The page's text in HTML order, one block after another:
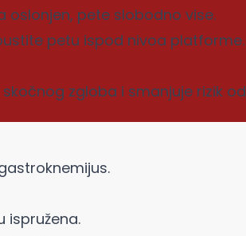
pete slobodno vise.
petu ispod nivoa platforme.
zgloba i smanjuje rizik od
ispružena.